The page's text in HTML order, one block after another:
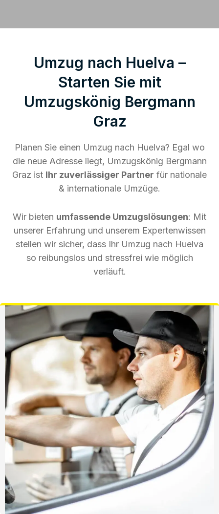
Umzug nach Huelva –
Starten Sie mit
Umzugskönig Bergmann
Graz
Planen Sie einen Umzug nach Huelva? Egal wo
die neue Adresse liegt, Umzugskönig Bergmann
Graz ist Ihr zuverlässiger Partner für nationale
& internationale Umzüge.
Wir bieten umfassende Umzugslösungen: Mit
unserer Erfahrung und unserem Expertenwissen
stellen wir sicher, dass Ihr Umzug nach Huelva
so reibungslos und stressfrei wie möglich
verläuft.